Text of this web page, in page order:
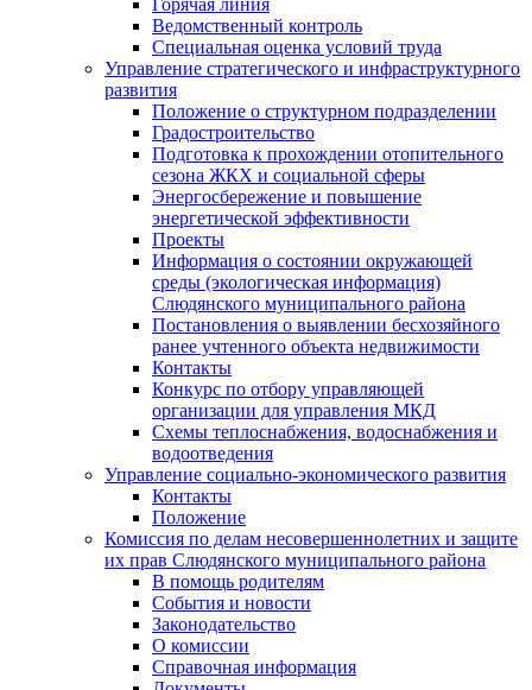
Горячая линия
Ведомственный контроль
Специальная оценка условий труда
Управление стратегического и инфраструктурного
развития
Положение о структурном подразделении
Градостроительство
Подготовка к прохождении отопительного
сезона ЖКХ и социальной сферы
Энергосбережение и повышение
энергетической эффективности
Проекты
Информация о состоянии окружающей
среды (экологическая информация)
Слюдянского муниципального района
Постановления о выявлении бесхозяйного
ранее учтенного объекта недвижимости
Контакты
Конкурс по отбору управляющей
организации для управления МКД
Схемы теплоснабжения, водоснабжения и
водоотведения
Управление социально-экономического развития
Контакты
Положение
Комиссия по делам несовершеннолетних и защите
их прав Слюдянского муниципального района
В помощь родителям
События и новости
Законодательство
О комиссии
Справочная информация